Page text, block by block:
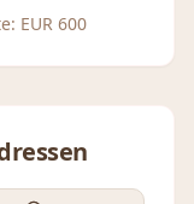
EUR 600